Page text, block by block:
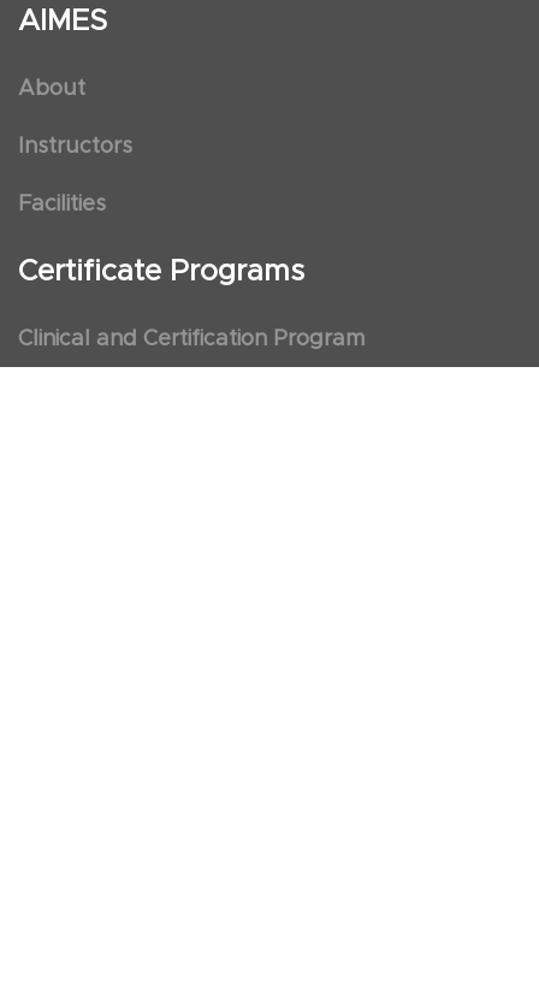
AIMES
About
Instructors
Facilities
Certificate Programs
Clinical and Certification Program